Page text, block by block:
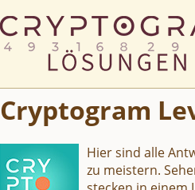
Cryptogram
Hier sind alle
zu meistern.